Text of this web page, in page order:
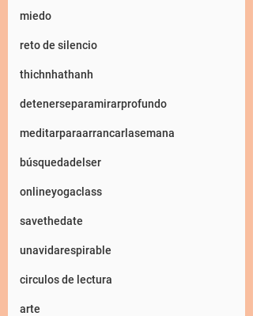
miedo
reto de silencio
thichnhathanh
detenerseparamirarprofundo
meditarparaarrancarlasemana
búsquedadelser
onlineyogaclass
savethedate
unavidarespirable
circulos de lectura
arte